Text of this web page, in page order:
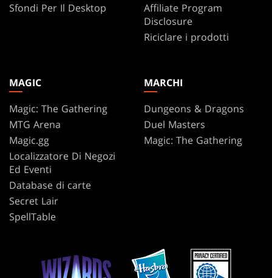
Sfondi Per Il Desktop
Affiliate Program
Disclosure
Riciclare i prodotti
MAGIC
Magic: The Gathering
MTG Arena
Magic.gg
Localizzatore Di Negozi
Ed Eventi
Database di carte
Secret Lair
SpellTable
MARCHI
Dungeons & Dragons
Duel Masters
Magic: The Gathering